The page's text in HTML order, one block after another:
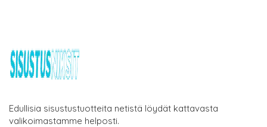
Edullisia sisustustuotteita netistä löydät kattavasta
valikoimastamme helposti.